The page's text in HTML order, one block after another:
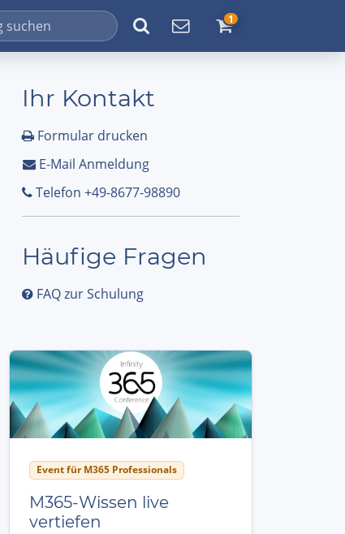
1
Ihr Kontakt
Formular drucken
E-Mail Anmeldung
Telefon +49-8677-98890
Häufige Fragen
FAQ zur Schulung
Event für M365 Professionals
M365-Wissen live
vertiefen